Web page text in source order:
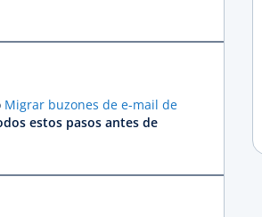
Migrar buzones de e-mail de
estos pasos antes de